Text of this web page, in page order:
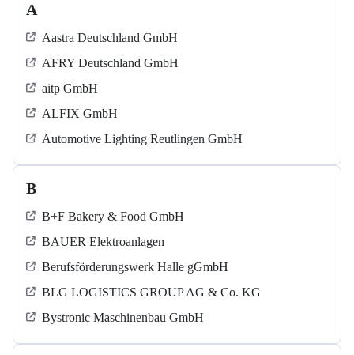
A
Aastra Deutschland GmbH
AFRY Deutschland GmbH
aitp GmbH
ALFIX GmbH
Automotive Lighting Reutlingen GmbH
B
B+F Bakery & Food GmbH
BAUER Elektroanlagen
Berufsförderungswerk Halle gGmbH
BLG LOGISTICS GROUP AG & Co. KG
Bystronic Maschinenbau GmbH